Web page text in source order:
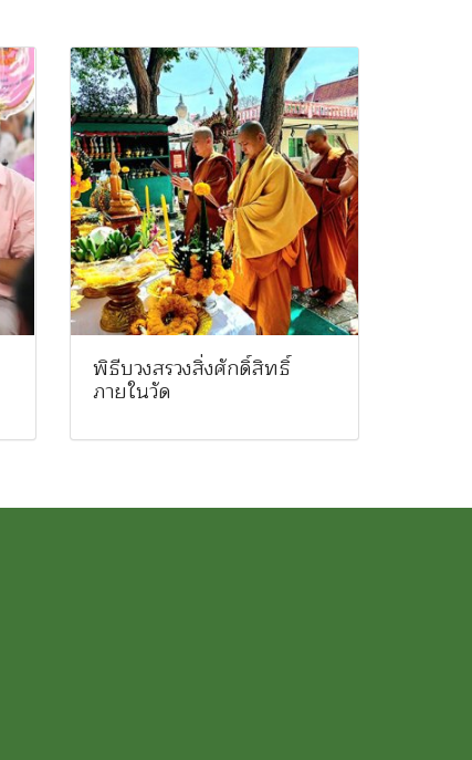
พิธีบวงสรวงสิ่งศักดิ์สิทธิ์
ภายในวัด